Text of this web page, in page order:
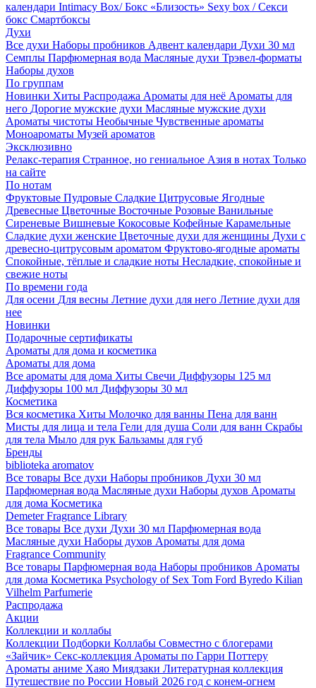
календари Intimacy Box/ Бокс «Близость» Sexy box / Секси
бокс Смартбоксы
Духи
Все духи Наборы пробников Адвент календари Духи 30 мл
Семплы Парфюмерная вода Масляные духи Трэвел-форматы
Наборы духов
По группам
Новинки Хиты Распродажа Ароматы для неё Ароматы для
него Дорогие мужские духи Масляные мужские духи
Ароматы чистоты Необычные Чувственные ароматы
Моноароматы Музей ароматов
Эксклюзивно
Релакс-терапия Странное, но гениальное Азия в нотах Только
на сайте
По нотам
Фруктовые Пудровые Сладкие Цитрусовые Ягодные
Древесные Цветочные Восточные Розовые Ванильные
Сиреневые Вишневые Кокосовые Кофейные Карамельные
Сладкие духи женские Цветочные духи для женщины Духи с
древесно-цитрусовым ароматом Фруктово-ягодные ароматы
Спокойные, тёплые и сладкие ноты Несладкие, спокойные и
свежие ноты
По времени года
Для осени Для весны Летние духи для него Летние духи для
нее
Новинки
Подарочные сертификаты
Ароматы для дома и косметика
Ароматы для дома
Все ароматы для дома Хиты Свечи Диффузоры 125 мл
Диффузоры 100 мл Диффузоры 30 мл
Косметика
Вся косметика Хиты Молочко для ванны Пена для ванн
Мисты для лица и тела Гели для душа Соли для ванн Скрабы
для тела Мыло для рук Бальзамы для губ
Бренды
biblioteka aromatov
Все товары Все духи Наборы пробников Духи 30 мл
Парфюмерная вода Масляные духи Наборы духов Ароматы
для дома Косметика
Demeter Fragrance Library
Все товары Все духи Духи 30 мл Парфюмерная вода
Масляные духи Наборы духов Ароматы для дома
Fragrance Community
Все товары Парфюмерная вода Наборы пробников Ароматы
для дома Косметика Psychology of Sex Tom Ford Byredo Kilian
Vilhelm Parfumerie
Распродажа
Акции
Коллекции и коллабы
Коллекции Подборки Коллабы Совместно с блогерами
«Зайчик» Секс-коллекция Ароматы по Гарри Поттеру
Ароматы аниме Хаяо Миядзаки Литературная коллекция
Путешествие по России Новый 2026 год с конем-огнем